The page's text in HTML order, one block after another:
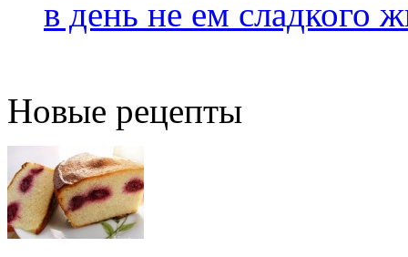
в день не ем сладкого
Новые рецепты